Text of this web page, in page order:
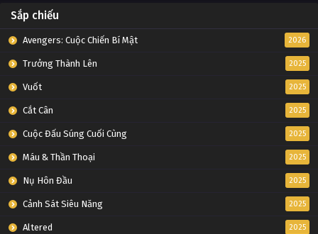
Sắp chiếu
Avengers: Cuộc Chiến Bí Mật 2026
Trưởng Thành Lên 2025
Vuốt 2025
Cắt Cân 2025
Cuộc Đấu Súng Cuối Cùng 2025
Máu & Thần Thoại 2025
Nụ Hôn Đầu 2025
Cảnh Sát Siêu Năng 2025
Altered 2025